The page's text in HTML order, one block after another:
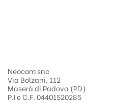
Neocom snc
Via Bolzani, 112
Maserà di Padova (PD)
P.I e C.F. 04401520285